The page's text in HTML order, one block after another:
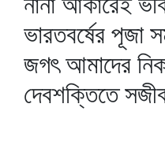
ভারতবর্ষের পূজা
জগৎ আমাদের
দেবশক্তিতে